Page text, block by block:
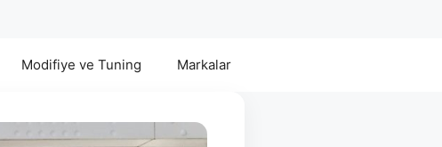
Modifiye ve Tuning Markalar